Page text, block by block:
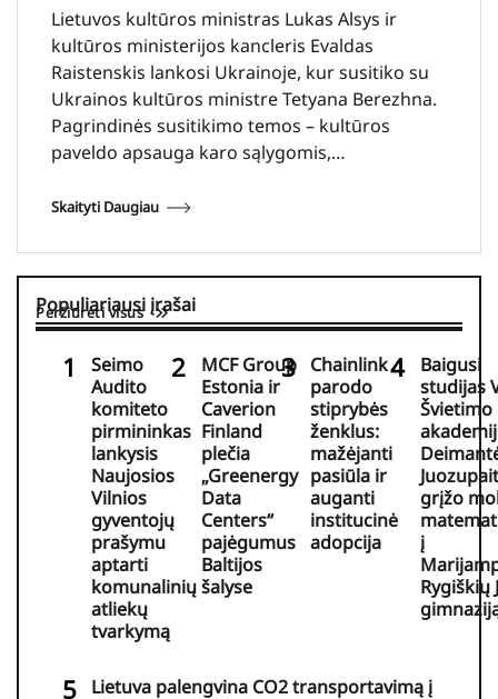
Lietuvos kultūros ministras Lukas Alsys ir
kultūros ministerijos kancleris Evaldas
Raistenskis lankosi Ukrainoje, kur susitiko su
Ukrainos kultūros ministre Tetyana Berezhna.
Pagrindinės susitikimo temos – kultūros
paveldo apsauga karo sąlygomis,…
Skaityti Daugiau
Populiariausi įrašai
Peržiūrėti visus
Seimo
Audito
komiteto
pirmininkas
lankysis
Naujosios
Vilnios
gyventojų
prašymu
aptarti
komunalinių
atliekų
tvarkymą
MCF Group
Estonia ir
Caverion
Finland
plečia
„Greenergy
Data
Centers“
pajėgumus
Baltijos
šalyse
Chainlink
parodo
stiprybės
ženklus:
mažėjanti
pasiūla ir
auganti
institucinė
adopcija
Baigusi
studijas
Švietimo
grįžo
į
Rygiškių
Lietuva palengvina CO2 transportavimą į